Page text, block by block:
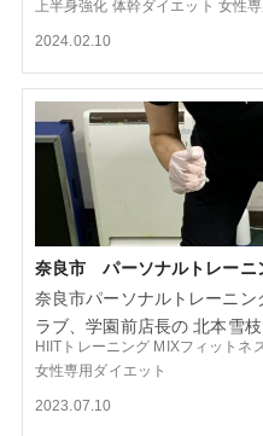
上半身強化 体幹ダイエット 女性
2024.02.10
奈良市 パーソナルトレーニ
奈良市パーソナルトレーニ
ラブ、学園前店長の 北本雪
HIITトレーニング MIXフィットネ
女性専用ダイエット
2023.07.10